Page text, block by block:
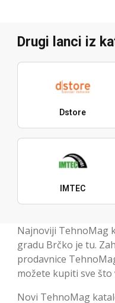
Drugi lanci iz
Dstore
IMTEC
Najnoviji TehnoMag
gradu Brčko je tu.
prodavnice
možete kupiti sve
Novi TehnoMag